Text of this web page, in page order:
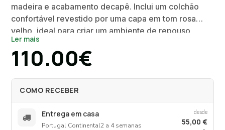
madeira e acabamento decapê. Inclui um colchão
confortável revestido por uma capa em tom rosa
velho, ideal para criar um ambiente de repouso
acolhedor. O seu design funcional permite a
utilização tanto como sofá de leitura ou zona de
lounge, como cama extra para visitas, garantindo
que o espaço se mantém organizado. No interior do
assento, encontra-se uma estrutura oculta em ferro
fundido.
Ler mais
110.00€
COMO RECEBER
Entrega em casa
Portugal Continental2 a 4 semanas
desde
55,00 €